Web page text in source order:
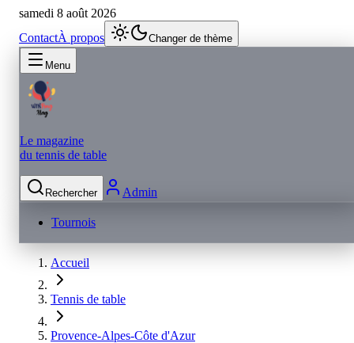
samedi 8 août 2026
ContactÀ propos Changer de thème
Menu
Le magazine
du tennis de table
Rechercher Admin
Tournois
Accueil
Tennis de table
Provence-Alpes-Côte d'Azur